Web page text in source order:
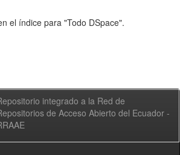
el índice para "Todo DSpace".
integrado a la Red de
de Acceso Abierto del Ecuador -